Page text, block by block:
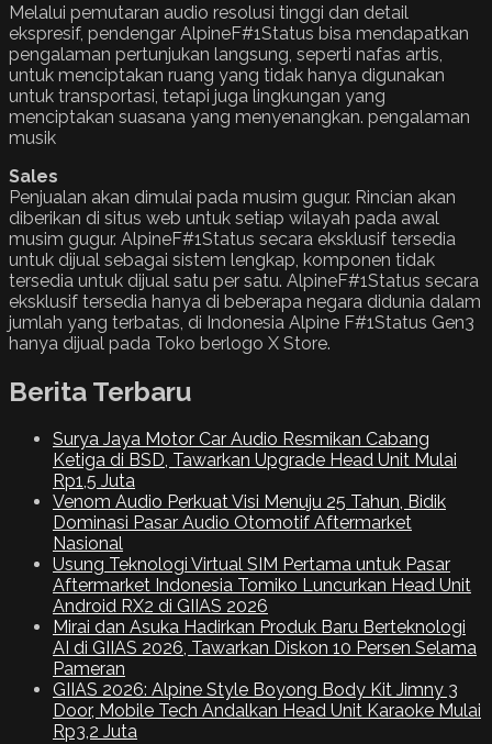
Melalui pemutaran audio resolusi tinggi dan detail
ekspresif, pendengar AlpineF#1Status bisa mendapatkan
pengalaman pertunjukan langsung, seperti nafas artis,
untuk menciptakan ruang yang tidak hanya digunakan
untuk transportasi, tetapi juga lingkungan yang
menciptakan suasana yang menyenangkan. pengalaman
musik
Sales
Penjualan akan dimulai pada musim gugur. Rincian akan
diberikan di situs web untuk setiap wilayah pada awal
musim gugur. AlpineF#1Status secara eksklusif tersedia
untuk dijual sebagai sistem lengkap, komponen tidak
tersedia untuk dijual satu per satu. AlpineF#1Status secara
eksklusif tersedia hanya di beberapa negara didunia dalam
jumlah yang terbatas, di Indonesia Alpine F#1Status Gen3
hanya dijual pada Toko berlogo X Store.
Berita Terbaru
Surya Jaya Motor Car Audio Resmikan Cabang
Ketiga di BSD, Tawarkan Upgrade Head Unit Mulai
Rp1,5 Juta
Venom Audio Perkuat Visi Menuju 25 Tahun, Bidik
Dominasi Pasar Audio Otomotif Aftermarket
Nasional
Usung Teknologi Virtual SIM Pertama untuk Pasar
Aftermarket Indonesia Tomiko Luncurkan Head Unit
Android RX2 di GIIAS 2026
Mirai dan Asuka Hadirkan Produk Baru Berteknologi
AI di GIIAS 2026, Tawarkan Diskon 10 Persen Selama
Pameran
GIIAS 2026: Alpine Style Boyong Body Kit Jimny 3
Door, Mobile Tech Andalkan Head Unit Karaoke Mulai
Rp3,2 Juta